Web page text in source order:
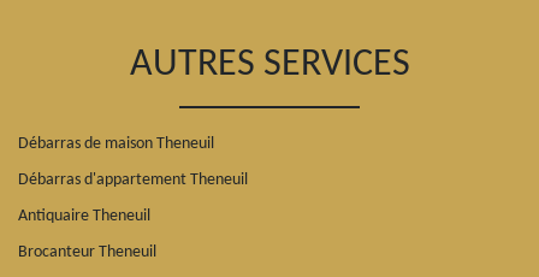
AUTRES SERVICES
Débarras de maison Theneuil
Débarras d'appartement Theneuil
Antiquaire Theneuil
Brocanteur Theneuil